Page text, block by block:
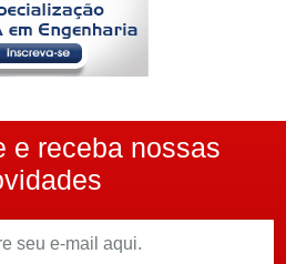
e receba nossas